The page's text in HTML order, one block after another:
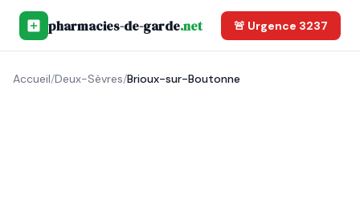
pharmacies-de-garde.net 🚨 Urgence 3237
Accueil/Deux-Sèvres/Brioux-sur-Boutonne